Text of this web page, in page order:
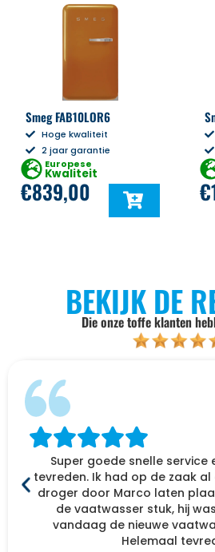
Smeg FAB10LOR6
Hoge kwaliteit
2 jaar garantie
Europese
Kwaliteit
€839,00 €
BEKIJK DE
Die onze toffe klanten
Super goede snelle service
tevreden. Ik had op de zaak
droger door Marco laten
de vaatwasser stuk, hij
vandaag de nieuwe
Helemaal